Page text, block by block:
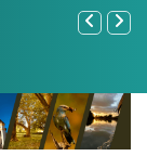
Ferenc